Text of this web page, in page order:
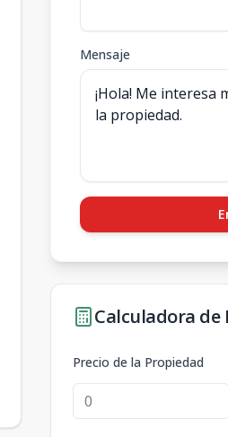
Mensaje
Calculadora de
Precio de la Propiedad